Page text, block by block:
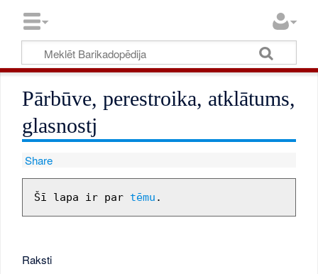
Pārbūve, perestroika, atklātums,
glasnostj
Share
Šī lapa ir par tēmu
Raksti